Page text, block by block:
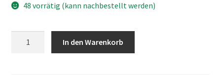
48 vorrätig (kann nachbestellt werden)
In den Warenkorb